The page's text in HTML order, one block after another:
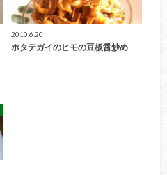
2010.6.20
ホタテガイのヒモの豆板醤炒め